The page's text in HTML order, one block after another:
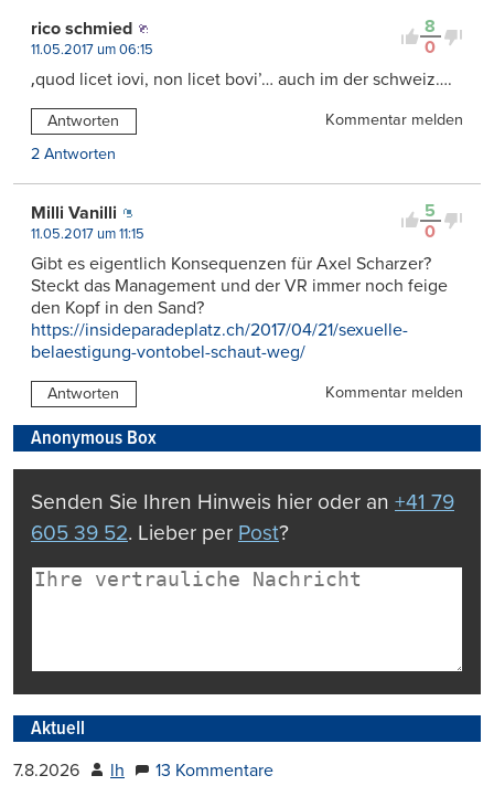
8
0
rico schmied
11.05.2017 um 06:15
‚quod licet iovi, non licet bovi’… auch im der schweiz….
Antworten
Kommentar melden
2 Antworten
5
0
Milli Vanilli
11.05.2017 um 11:15
Gibt es eigentlich Konsequenzen für Axel Scharzer?
Steckt das Management und der VR immer noch feige
den Kopf in den Sand?
https://insideparadeplatz.ch/2017/04/21/sexuelle-
belaestigung-vontobel-schaut-weg/
Antworten Kommentar melden
Anonymous Box
Senden Sie Ihren Hinweis hier oder an +41 79
605 39 52. Lieber per Post?
Aktuell
7.8.2026 lh 13 Kommentare